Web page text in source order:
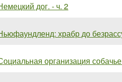
дог. - ч. 2
храбр до
организация